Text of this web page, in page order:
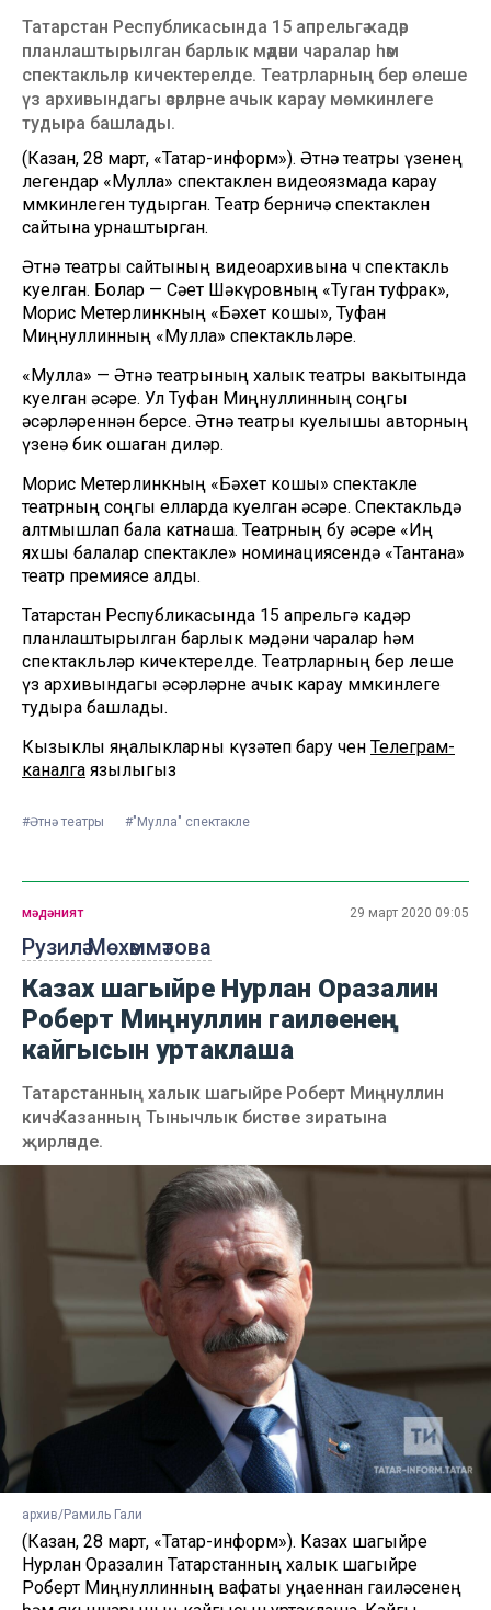
Татарстан Республикасында 15 апрельгә кадәр
планлаштырылган барлык мәдәни чаралар һәм
спектакльләр кичектерелде. Театрларның бер өлеше
үз архивындагы әсәрләрне ачык карау мөмкинлеге
тудыра башлады.
(Казан, 28 март, «Татар-информ»). Әтнә театры үзенең
легендар «Мулла» спектаклен видеоязмада карау
мөмкинлеген тудырган. Театр берничә спектаклен
сайтына урнаштырган.
Әтнә театры сайтының видеоархивына өч спектакль
куелган. Болар — Сәет Шәкүровның «Туган туфрак»,
Морис Метерлинкның «Бәхет кошы», Туфан
Миңнуллинның «Мулла» спектакльләре.
«Мулла» — Әтнә театрының халык театры вакытында
куелган әсәре. Ул Туфан Миңнуллинның соңгы
әсәрләреннән берсе. Әтнә театры куелышы авторның
үзенә бик ошаган диләр.
Морис Метерлинкның «Бәхет кошы» спектакле
театрның соңгы елларда куелган әсәре. Спектакльдә
алтмышлап бала катнаша. Театрның бу әсәре «Иң
яхшы балалар спектакле» номинациясендә «Тантана»
театр премиясе алды.
Татарстан Республикасында 15 апрельгә кадәр
планлаштырылган барлык мәдәни чаралар һәм
спектакльләр кичектерелде. Театрларның бер өлеше
үз архивындагы әсәрләрне ачык карау мөмкинлеге
тудыра башлады.
Кызыклы яңалыкларны күзәтеп бару өчен Телеграм-
каналга язылыгыз
#Әтнә театры #"Мулла" спектакле
Рузилә Мөхәммәтова
мәдәният 29 март 2020 09:05
Казах шагыйре Нурлан Оразалин
Роберт Миңнуллин гаиләсенең
кайгысын уртаклаша
Татарстанның халык шагыйре Роберт Миңнуллин
кичә Казанның Тынычлык бистәсе зиратына
җирләнде.
архив/Рамиль Гали
(Казан, 28 март, «Татар-информ»). Казах шагыйре
Нурлан Оразалин Татарстанның халык шагыйре
Роберт Миңнуллинның вафаты уңаеннан гаиләсенең